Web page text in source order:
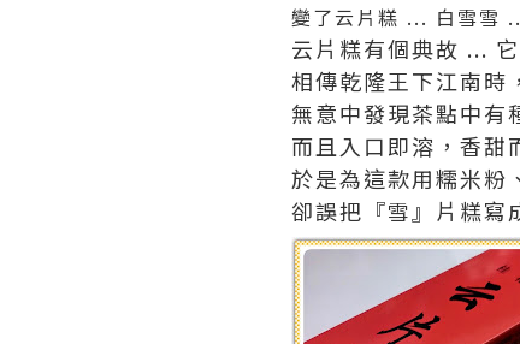
變了云片糕 ... 白雪雪
云片糕有個典故 ...
相傳乾隆王下江南時
無意中發現茶點中有
而且入口即溶，香甜
於是為這款用糯米粉
卻誤把『雪』片糕寫